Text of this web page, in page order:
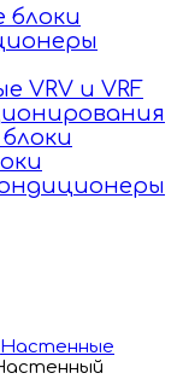
блоки
VRV и VRF
Настенные